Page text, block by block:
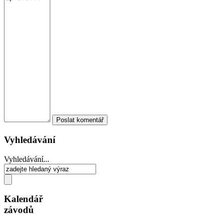
Vyhledávání
Vyhledávání...
Kalendář
závodů